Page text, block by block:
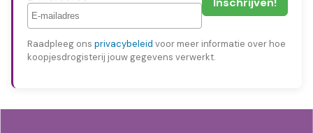
Raadpleeg ons privacybeleid voor meer informatie over hoe
koopjesdrogisterij jouw gegevens verwerkt.